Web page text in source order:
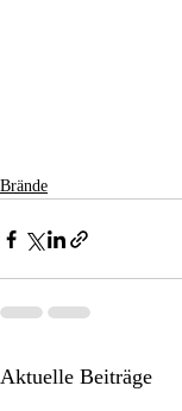
Brände
Aktuelle Beiträge